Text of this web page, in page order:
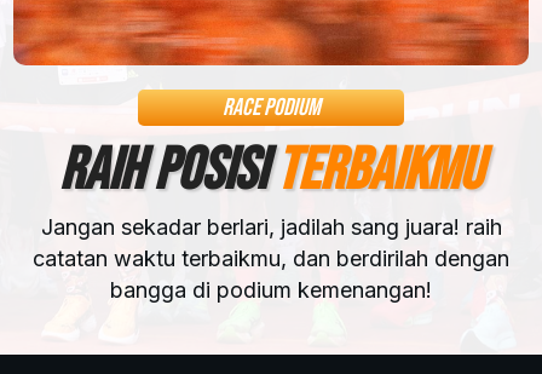
RACE PODIUM
RAIH POSISITERBAIKMU
Jangan sekadar berlari, jadilah sang juara! raih
catatan waktu terbaikmu, dan berdirilah dengan
bangga di podium kemenangan!